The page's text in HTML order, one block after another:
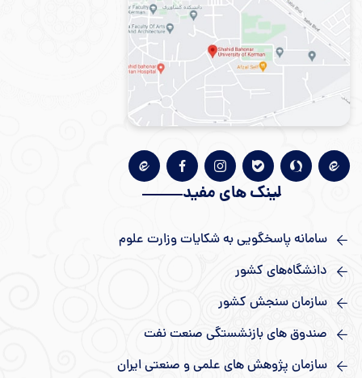
لینک های مفید
سامانه پاسخگویی به شکایات وزارت علوم
دانشگاه‌های کشور
سازمان سنجش کشور
صندوق های بازنشستگی صنعت نفت
سازمان پژوهش های علمی و صنعتی ایران